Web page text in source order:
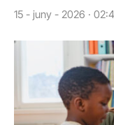
15 - juny - 2026 ·